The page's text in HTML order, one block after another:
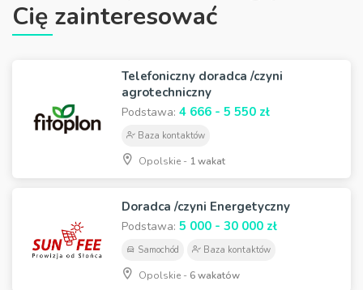
Cię zainteresować
Telefoniczny doradca /czyni
agrotechniczny
Podstawa: 4 666 - 5 550 zł
Baza kontaktów
Opolskie - 1 wakat
Doradca /czyni Energetyczny
Podstawa: 5 000 - 30 000 zł
Samochód Baza kontaktów
Opolskie - 6 wakatów